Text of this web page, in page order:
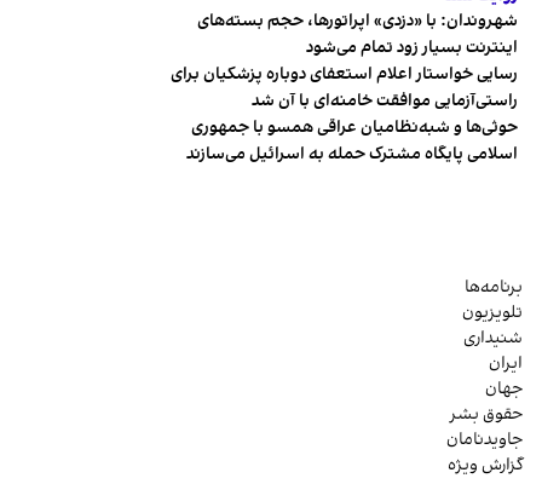
شهروندان:‌ با «دزدی» اپراتورها، حجم بسته‌های
اینترنت بسیار زود تمام می‌شود
رسایی خواستار اعلام استعفای دوباره پزشکیان برای
راستی‌آزمایی موافقت خامنه‌ای با آن شد
حوثی‌ها و شبه‌نظامیان عراقی همسو با جمهوری
اسلامی پایگاه مشترک حمله به اسرائیل می‌سازند
برنامه‌ها
تلویزیون
شنیداری
ایران
جهان
حقوق بشر
جاویدنامان
گزارش ویژه